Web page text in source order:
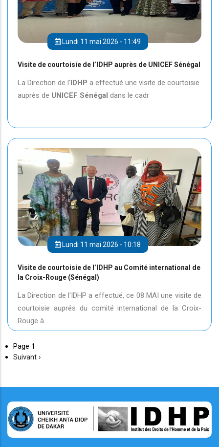
Lundi 11 mai 2026 - 11:49
Visite de courtoisie de l’IDHP auprès de UNICEF Sénégal
La Direction de l'IDHP a effectué une visite de courtoisie
auprès de UNICEF Sénégal dans le cadr
Lundi 11 mai 2026 - 10:18
Visite de courtoisie de l’IDHP au Comité international de
la Croix-Rouge (Sénégal)
La Direction de l'IDHP a effectué, ce 08 MAI une visite de
courtoisie auprés du comité international de la Croix-
Rouge à
Page 1
Page
Suivant ›